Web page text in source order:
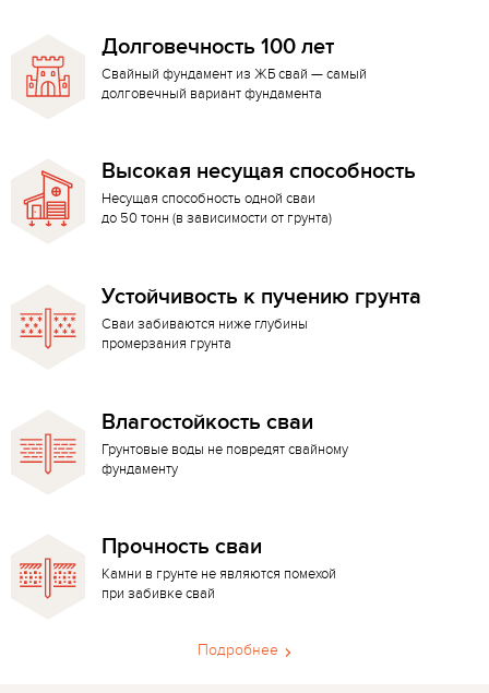
Долговечность 100 лет
Свайный фундамент из ЖБ свай — самый
долговечный вариант фундамента
Высокая несущая способность
Несущая способность одной сваи
до 50 тонн (в зависимости от грунта)
Устойчивость к пучению грунта
Сваи забиваются ниже глубины
промерзания грунта
Влагостойкость сваи
Грунтовые воды не повредят свайному
фундаменту
Прочность сваи
Камни в грунте не являются помехой
при забивке свай
Подробнее